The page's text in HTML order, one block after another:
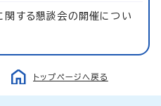
する懇談会の開催につい
トップページへ戻る